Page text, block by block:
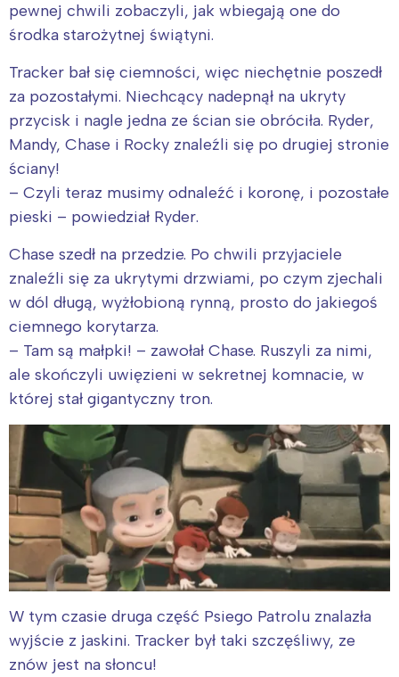
pewnej chwili zobaczyli, jak wbiegają one do
środka starożytnej świątyni.
Tracker bał się ciemności, więc niechętnie poszedł
za pozostałymi. Niechcący nadepnął na ukryty
przycisk i nagle jedna ze ścian sie obróciła. Ryder,
Mandy, Chase i Rocky znaleźli się po drugiej stronie
ściany!
– Czyli teraz musimy odnaleźć i koronę, i pozostałe
pieski – powiedział Ryder.
Chase szedł na przedzie. Po chwili przyjaciele
znaleźli się za ukrytymi drzwiami, po czym zjechali
w dól długą, wyżłobioną rynną, prosto do jakiegoś
ciemnego korytarza.
– Tam są małpki! – zawołał Chase. Ruszyli za nimi,
ale skończyli uwięzieni w sekretnej komnacie, w
której stał gigantyczny tron.
W tym czasie druga część Psiego Patrolu znalazła
wyjście z jaskini. Tracker był taki szczęśliwy, ze
znów jest na słoncu!
Interesują mnie wydarzenia z
tego regionu:
Warszawa
Łódź
Trójmiasto
Poznań
Wrocław
Śląsk
Kraków
Południe
Północ
Wszystkie
Wybieram